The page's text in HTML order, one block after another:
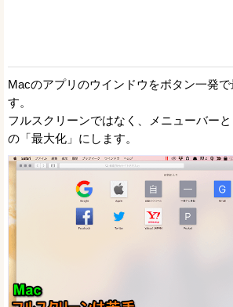
Macのアプリのウインドウをボタン一発
す。
フルスクリーンではなく、メニューバー
の「最大化」にします。